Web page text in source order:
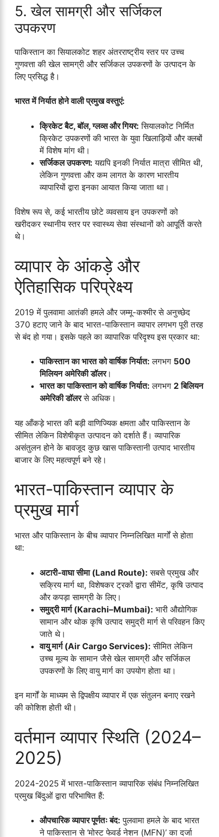
5. खेल सामग्री और सर्जिकल
उपकरण
पाकिस्तान का सियालकोट शहर अंतरराष्ट्रीय स्तर पर उच्च
गुणवत्ता की खेल सामग्री और सर्जिकल उपकरणों के उत्पादन के
लिए प्रसिद्ध है।
भारत में निर्यात होने वाली प्रमुख वस्तुएं:
क्रिकेट बैट, बॉल, ग्लव्स और गियर: सियालकोट निर्मित
क्रिकेट उपकरणों की भारत के युवा खिलाड़ियों और क्लबों
में विशेष मांग थी।
सर्जिकल उपकरण: यद्यपि इनकी निर्यात मात्रा सीमित थी,
लेकिन गुणवत्ता और कम लागत के कारण भारतीय
व्यापारियों द्वारा इनका आयात किया जाता था।
विशेष रूप से, कई भारतीय छोटे व्यवसाय इन उपकरणों को
खरीदकर स्थानीय स्तर पर स्वास्थ्य सेवा संस्थानों को आपूर्ति करते
थे।
व्यापार के आंकड़े और
ऐतिहासिक परिप्रेक्ष्य
2019 में पुलवामा आतंकी हमले और जम्मू-कश्मीर से अनुच्छेद
370 हटाए जाने के बाद भारत-पाकिस्तान व्यापार लगभग पूरी तरह
से बंद हो गया। इसके पहले का व्यापारिक परिदृश्य इस प्रकार था:
पाकिस्तान का भारत को वार्षिक निर्यात: लगभग 500
मिलियन अमेरिकी डॉलर।
भारत का पाकिस्तान को वार्षिक निर्यात: लगभग 2 बिलियन
अमेरिकी डॉलरसे अधिक।
यह आँकड़े भारत की बड़ी वाणिज्यिक क्षमता और पाकिस्तान के
सीमित लेकिन विशेषीकृत उत्पादन को दर्शाते हैं। व्यापारिक
असंतुलन होने के बावजूद कुछ खास पाकिस्तानी उत्पाद भारतीय
बाजार के लिए महत्वपूर्ण बने रहे।
भारत-पाकिस्तान व्यापार के
प्रमुख मार्ग
भारत और पाकिस्तान के बीच व्यापार निम्नलिखित मार्गों से होता
था:
अटारी-वाघा सीमा (Land Route): सबसे प्रमुख और
सक्रिय मार्ग था, विशेषकर ट्रकों द्वारा सीमेंट, कृषि उत्पाद
और कपड़ा सामग्री के लिए।
समुद्री मार्ग (Karachi–Mumbai): भारी औद्योगिक
सामान और थोक कृषि उत्पाद समुद्री मार्ग से परिवहन किए
जाते थे।
वायु मार्ग (Air Cargo Services): सीमित लेकिन
उच्च मूल्य के सामान जैसे खेल सामग्री और सर्जिकल
उपकरणों के लिए वायु मार्ग का उपयोग होता था।
इन मार्गों के माध्यम से द्विपक्षीय व्यापार में एक संतुलन बनाए रखने
की कोशिश होती थी।
वर्तमान व्यापार स्थिति (2024–
2025)
2024-2025 में भारत-पाकिस्तान व्यापारिक संबंध निम्नलिखित
प्रमुख बिंदुओं द्वारा परिभाषित हैं:
औपचारिक व्यापार पूर्णतः बंद: पुलवामा हमले के बाद भारत
ने पाकिस्तान से ‘मोस्ट फेवर्ड नेशन (MFN)’ का दर्जा